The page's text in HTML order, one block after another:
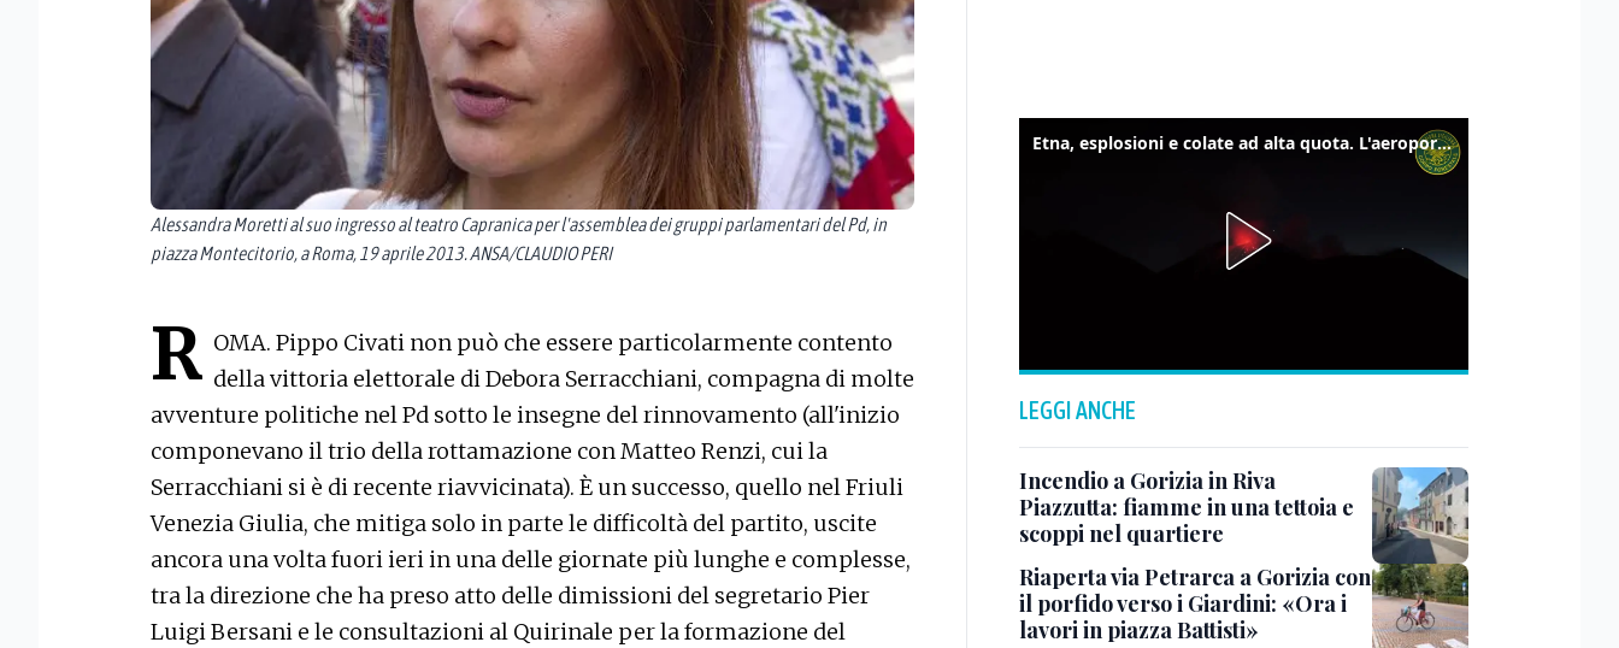
Alessandra Moretti al suo ingresso al teatro Capranica per l'assemblea dei gruppi parlamentari del Pd, in
piazza Montecitorio, a Roma, 19 aprile 2013. ANSA/CLAUDIO PERI
R OMA. Pippo Civati non può che essere particolarmente contento
della vittoria elettorale di Debora Serracchiani, compagna di molte
avventure politiche nel Pd sotto le insegne del rinnovamento (all'inizio
componevano il trio della rottamazione con Matteo Renzi, cui la
Serracchiani si è di recente riavvicinata). È un successo, quello nel Friuli
Venezia Giulia, che mitiga solo in parte le difficoltà del partito, uscite
ancora una volta fuori ieri in una delle giornate più lunghe e complesse,
tra la direzione che ha preso atto delle dimissioni del segretario Pier
Luigi Bersani e le consultazioni al Quirinale per la formazione del
Etna, esplosioni e colate ad alta quota. L'aeroporto di Catania verso la normalità
LEGGI ANCHE
Incendio a Gorizia in Riva
Piazzutta: fiamme in una tettoia e
scoppi nel quartiere
Riaperta via Petrarca a Gorizia con
il porfido verso i Giardini: «Ora i
lavori in piazza Battisti»